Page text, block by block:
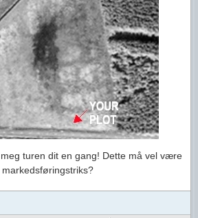
turen dit en gang! Dette må vel være